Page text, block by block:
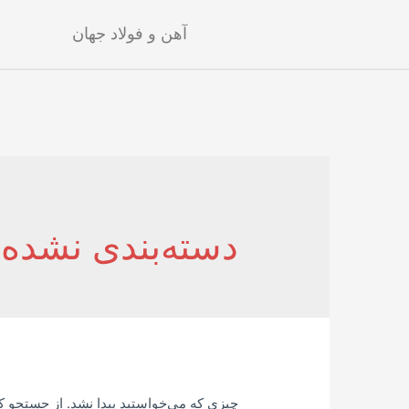
آهن و فولاد جهان
دسته‌بندی نشده
چیزی که می‌خواستید پیدا نشد. از جستجو